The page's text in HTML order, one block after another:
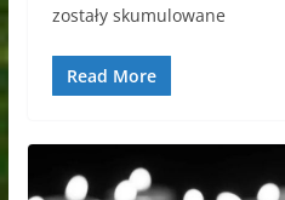
zostały skumulowane
Read More